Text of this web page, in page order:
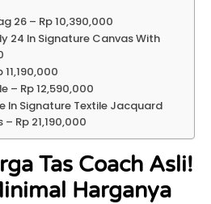
26 – Rp 10,390,000
24 In Signature Canvas With
– Rp 12,590,000
In Signature Textile Jacquard
Rp 21,190,000
Tas Coach Asli!
Harganya